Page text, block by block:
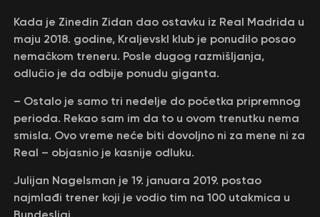
Kada je Zinedin Zidan dao ostavku iz Real Madrida u
maju 2018. godine, KraljevskI klub je ponudilo posao
nemačkom treneru. Posle dugog razmišljanja,
odlučio je da odbije ponudu giganta.
– Ostalo je samo tri nedelje do početka pripremnog
perioda. Rekao sam im da to u ovom trenutku nema
smisla. Ovo vreme neće biti dovoljno ni za mene ni za
Real – objasnio je kasnije odluku.
Julijan Nagelsman je 19. januara 2019. postao
najmlađi trener koji je vodio tim na 100 utakmica u
Bundesligi.